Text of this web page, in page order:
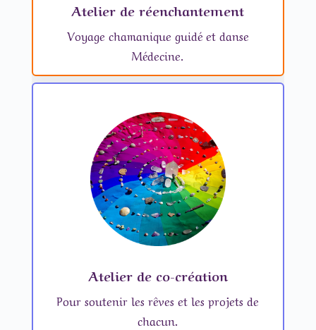
Atelier de réenchantement
Voyage chamanique guidé et danse
Médecine.
Atelier de co-création
Pour soutenir les rêves et les projets de
chacun.